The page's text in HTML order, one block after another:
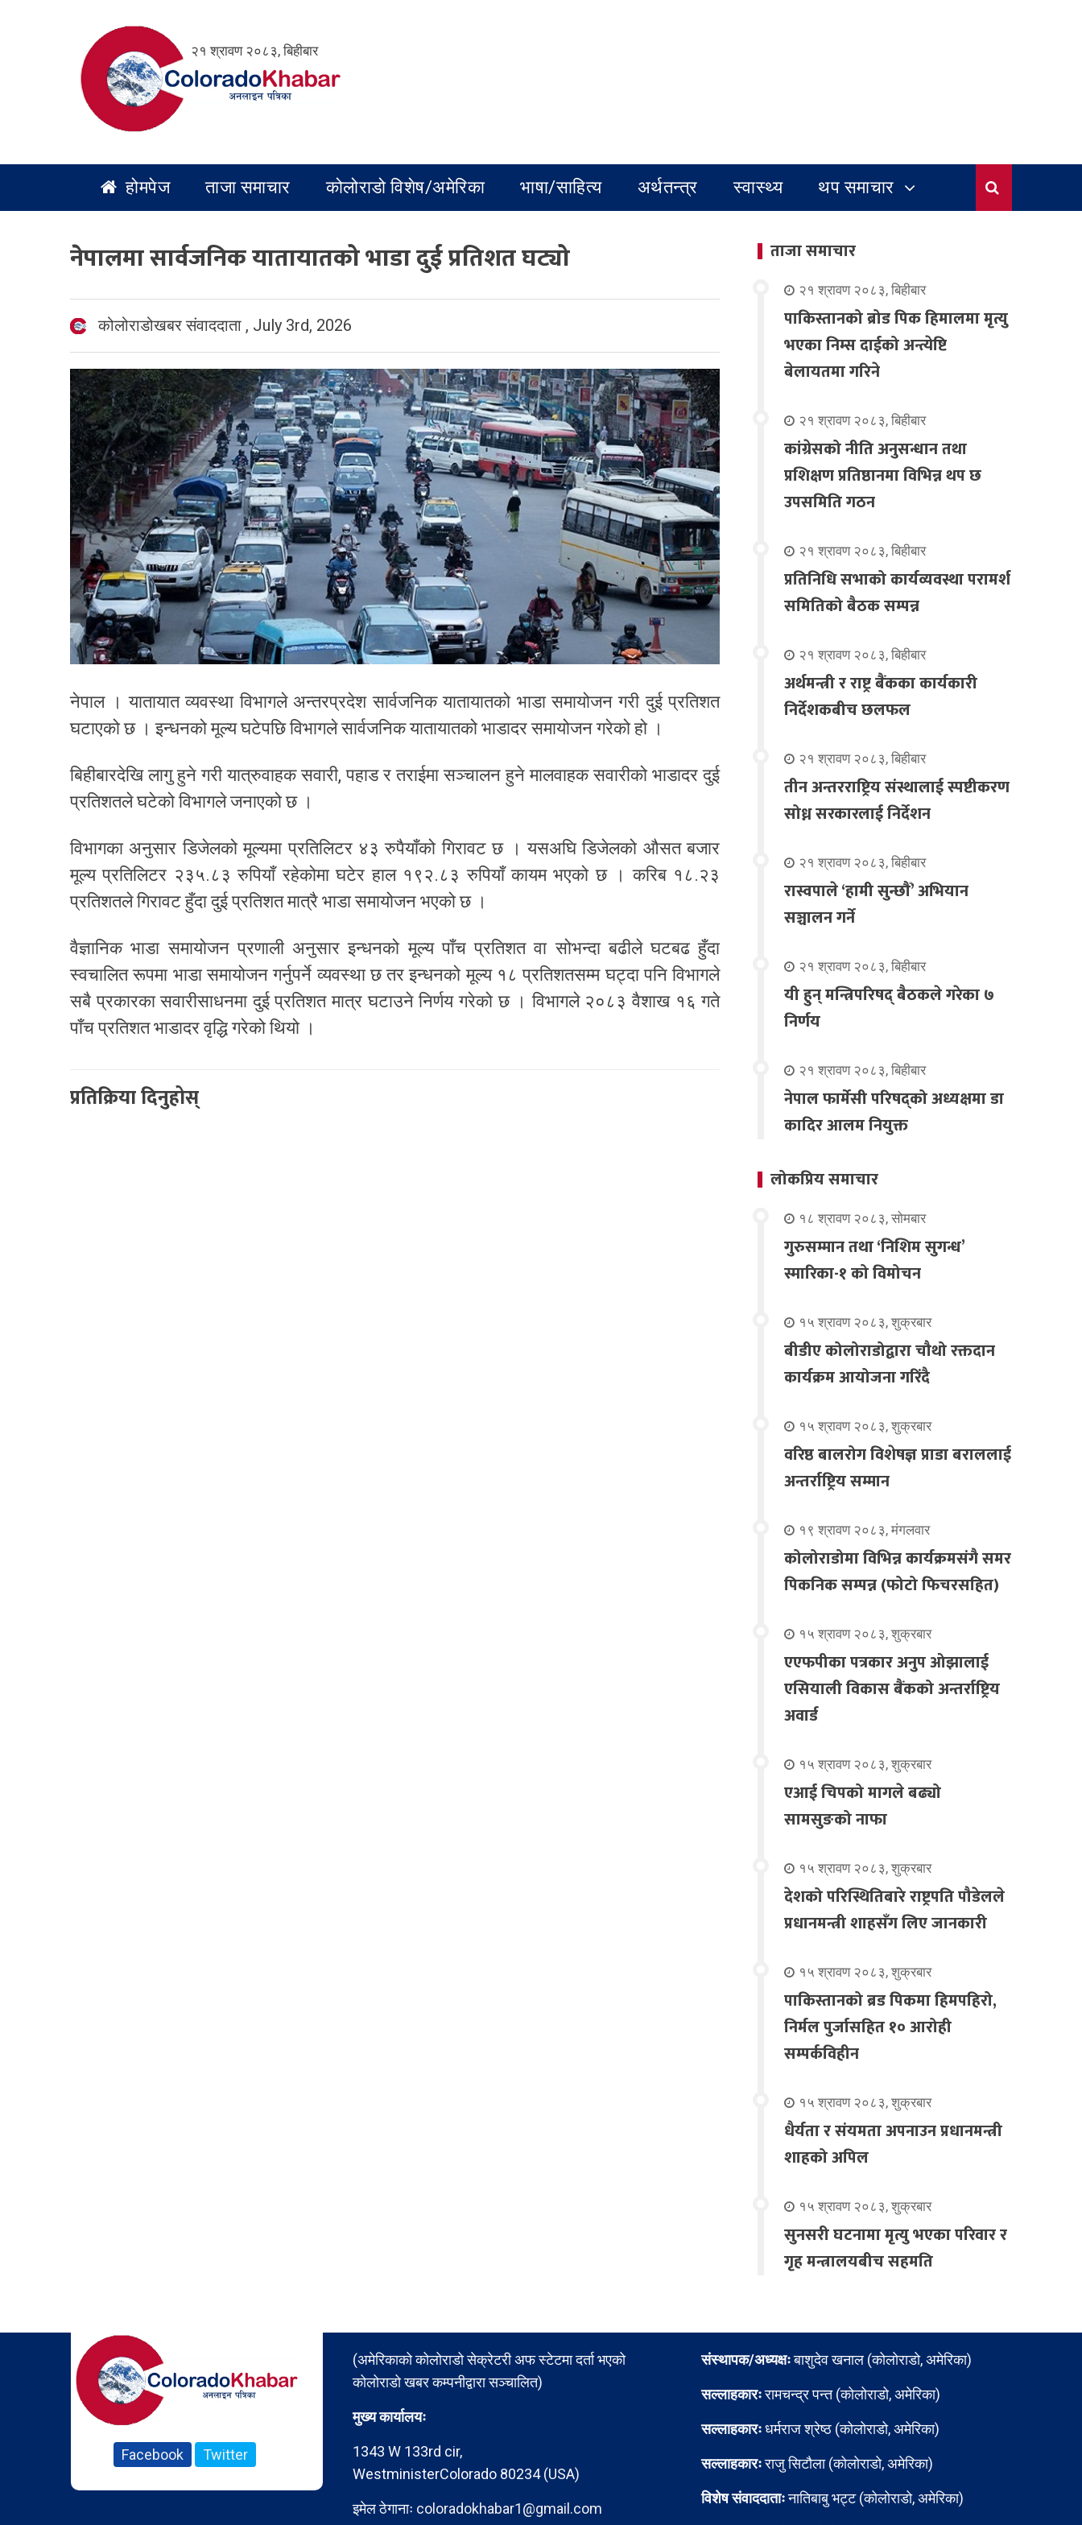
२१ श्रावण २०८३, बिहीबार
होमपेज ताजा समाचार कोलोराडो विशेष/अमेरिका भाषा/साहित्य अर्थतन्त्र स्वास्थ्य थप समाचार
नेपालमा सार्वजनिक यातायातको भाडा दुई प्रतिशत घट्यो
कोलोराडोखबर संवाददाता , July 3rd, 2026
नेपाल । यातायात व्यवस्था विभागले अन्तरप्रदेश सार्वजनिक यातायातको भाडा समायोजन गरी दुई प्रतिशत
घटाएको छ । इन्धनको मूल्य घटेपछि विभागले सार्वजनिक यातायातको भाडादर समायोजन गरेको हो ।
बिहीबारदेखि लागु हुने गरी यात्रुवाहक सवारी, पहाड र तराईमा सञ्चालन हुने मालवाहक सवारीको भाडादर दुई
प्रतिशतले घटेको विभागले जनाएको छ ।
विभागका अनुसार डिजेलको मूल्यमा प्रतिलिटर ४३ रुपैयाँको गिरावट छ । यसअघि डिजेलको औसत बजार
मूल्य प्रतिलिटर २३५‍.८३ रुपियाँ रहेकोमा घटेर हाल १९२.८३ रुपियाँ कायम भएको छ । करिब १८.२३
प्रतिशतले गिरावट हुँदा दुई प्रतिशत मात्रै भाडा समायोजन भएको छ ।
वैज्ञानिक भाडा समायोजन प्रणाली अनुसार इन्धनको मूल्य पाँच प्रतिशत वा सोभन्दा बढीले घटबढ हुँदा
स्वचालित रूपमा भाडा समायोजन गर्नुपर्ने व्यवस्था छ तर इन्धनको मूल्य १८ प्रतिशतसम्म घट्दा पनि विभागले
सबै प्रकारका सवारीसाधनमा दुई प्रतिशत मात्र घटाउने निर्णय गरेको छ । विभागले २०८३ वैशाख १६ गते
पाँच प्रतिशत भाडादर वृद्धि गरेको थियो ।
प्रतिक्रिया दिनुहोस्
ताजा समाचार
२१ श्रावण २०८३, बिहीबार
पाकिस्तानको ब्रोड पिक हिमालमा मृत्यु
भएका निम्स दाईको अन्त्येष्टि
बेलायतमा गरिने
२१ श्रावण २०८३, बिहीबार
कांग्रेसको नीति अनुसन्धान तथा
प्रशिक्षण प्रतिष्ठानमा विभिन्न थप छ
उपसमिति गठन
२१ श्रावण २०८३, बिहीबार
प्रतिनिधि सभाको कार्यव्यवस्था परामर्श
समितिको बैठक सम्पन्न
२१ श्रावण २०८३, बिहीबार
अर्थमन्त्री र राष्ट्र बैंकका कार्यकारी
निर्देशकबीच छलफल
२१ श्रावण २०८३, बिहीबार
तीन अन्तरराष्ट्रिय संस्थालाई स्पष्टीकरण
सोध्न सरकारलाई निर्देशन
२१ श्रावण २०८३, बिहीबार
रास्वपाले ‘हामी सुन्छौँ’ अभियान
सञ्चालन गर्ने
२१ श्रावण २०८३, बिहीबार
यी हुन् मन्त्रिपरिषद् बैठकले गरेका ७
निर्णय
२१ श्रावण २०८३, बिहीबार
नेपाल फार्मेसी परिषद्को अध्यक्षमा डा
कादिर आलम नियुक्त
लोकप्रिय समाचार
१८ श्रावण २०८३, सोमबार
गुरुसम्मान तथा ‘निशिम सुगन्ध’
स्मारिका-१ को विमोचन
१५ श्रावण २०८३, शुक्रबार
बीडीए कोलोराडोद्वारा चौथो रक्तदान
कार्यक्रम आयोजना गरिंदै
१५ श्रावण २०८३, शुक्रबार
वरिष्ठ बालरोग विशेषज्ञ प्राडा बराललाई
अन्तर्राष्ट्रिय सम्मान
१९ श्रावण २०८३, मंगलवार
कोलोराडोमा विभिन्न कार्यक्रमसंगै समर
पिकनिक सम्पन्न (फोटो फिचरसहित)
१५ श्रावण २०८३, शुक्रबार
एएफपीका पत्रकार अनुप ओझालाई
एसियाली विकास बैंकको अन्तर्राष्ट्रिय
अवार्ड
१५ श्रावण २०८३, शुक्रबार
एआई चिपको मागले बढ्यो
सामसुङको नाफा
१५ श्रावण २०८३, शुक्रबार
देशको परिस्थितिबारे राष्ट्रपति पौडेलले
प्रधानमन्त्री शाहसँग लिए जानकारी
१५ श्रावण २०८३, शुक्रबार
पाकिस्तानको ब्रड पिकमा हिमपहिरो,
निर्मल पुर्जासहित १० आरोही
सम्पर्कविहीन
१५ श्रावण २०८३, शुक्रबार
धैर्यता र संयमता अपनाउन प्रधानमन्त्री
शाहको अपिल
१५ श्रावण २०८३, शुक्रबार
सुनसरी घटनामा मृत्यु भएका परिवार र
गृह मन्त्रालयबीच सहमति
Facebook Twitter
(अमेरिकाको कोलोराडो सेक्रेटरी अफ स्टेटमा दर्ता भएको
कोलोराडो खबर कम्पनीद्वारा सञ्चालित)
मुख्य कार्यालयः
1343 W 133rd cir,
WestministerColorado 80234 (USA)
इमेल ठेगानाः coloradokhabar1@gmail.com
संस्थापक/अध्यक्षःबाशुदेव खनाल (कोलोराडो, अमेरिका)
सल्लाहकारःरामचन्द्र पन्त (कोलोराडो, अमेरिका)
सल्लाहकारःधर्मराज श्रेष्ठ (कोलोराडो, अमेरिका)
सल्लाहकारःराजु सिटौला (कोलोराडो, अमेरिका)
विशेष संवाददाताःनातिबाबु भट्ट (कोलोराडो, अमेरिका)